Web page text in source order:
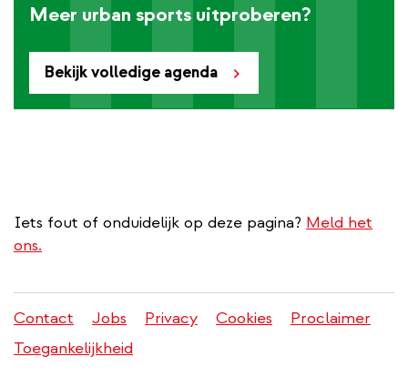
Bekijk volledige agenda
Meer urban sports uitproberen?
Iets fout of onduidelijk op deze pagina? Meld het
ons.
Juridisch
menu
Contact Jobs Privacy Cookies
Proclaimer
Toegankelijkheid